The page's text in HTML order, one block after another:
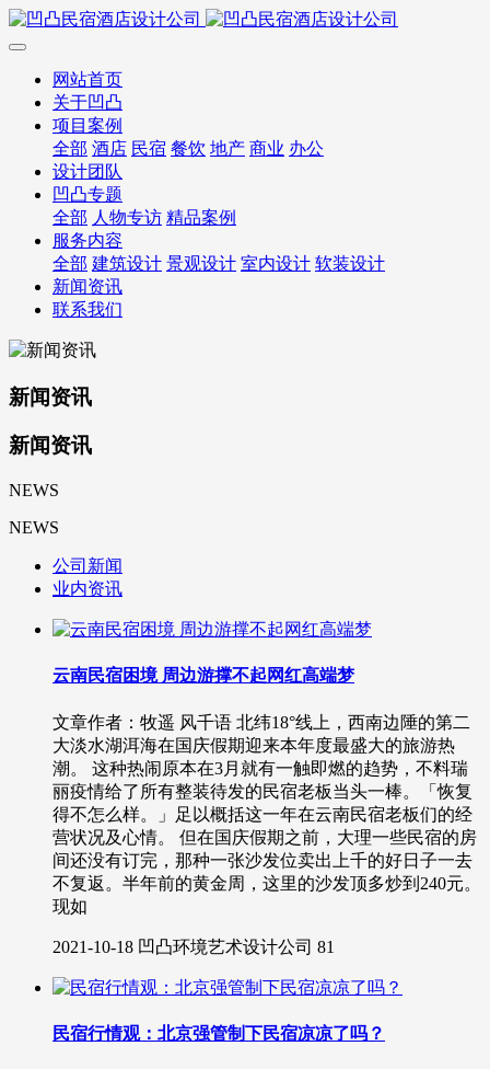
网站首页
关于凹凸
项目案例
全部 酒店 民宿 餐饮 地产 商业 办公
设计团队
凹凸专题
全部 人物专访 精品案例
服务内容
全部 建筑设计 景观设计 室内设计 软装设计
新闻资讯
联系我们
新闻资讯
新闻资讯
NEWS
NEWS
公司新闻
业内资讯
云南民宿困境 周边游撑不起网红高端梦
文章作者：牧遥 风千语 北纬18°线上，西南边陲的第二
大淡水湖洱海在国庆假期迎来本年度最盛大的旅游热
潮。 这种热闹原本在3月就有一触即燃的趋势，不料瑞
丽疫情给了所有整装待发的民宿老板当头一棒。「恢复
得不怎么样。」足以概括这一年在云南民宿老板们的经
营状况及心情。 但在国庆假期之前，大理一些民宿的房
间还没有订完，那种一张沙发位卖出上千的好日子一去
不复返。半年前的黄金周，这里的沙发顶多炒到240元。
现如
2021-10-18 凹凸环境艺术设计公司 81
民宿行情观：北京强管制下民宿凉凉了吗？